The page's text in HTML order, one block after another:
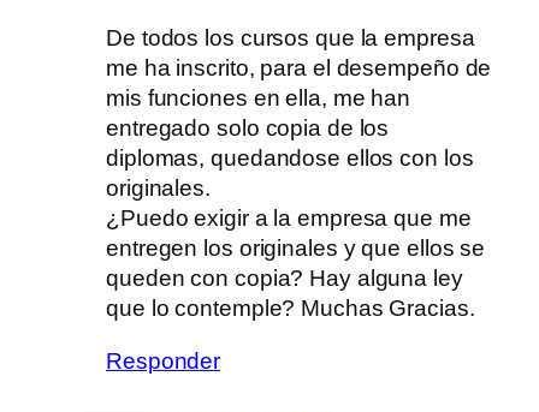
De todos los cursos que la empresa
me ha inscrito, para el desempeño de
mis funciones en ella, me han
entregado solo copia de los
diplomas, quedandose ellos con los
originales.
¿Puedo exigir a la empresa que me
entregen los originales y que ellos se
queden con copia? Hay alguna ley
que lo contemple? Muchas Gracias.
Responder